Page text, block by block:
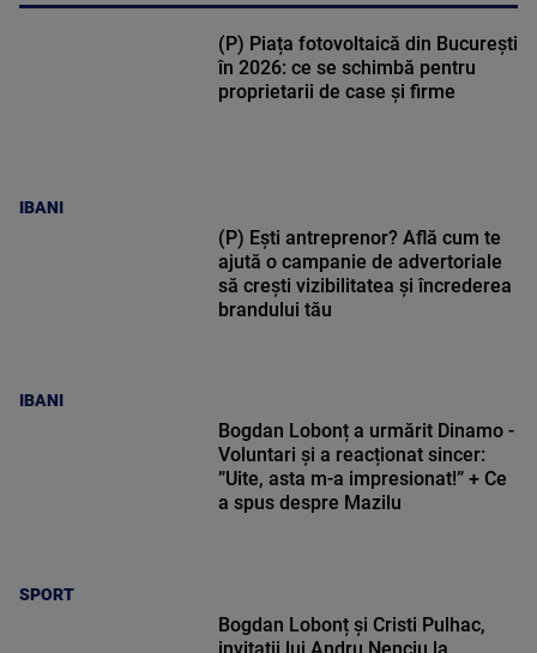
IBANI
(P) Piața fotovoltaică din București
în 2026: ce se schimbă pentru
proprietarii de case și firme
IBANI
(P) Ești antreprenor? Află cum te
ajută o campanie de advertoriale
să crești vizibilitatea și încrederea
brandului tău
SPORT
Bogdan Lobonț a urmărit Dinamo -
Voluntari și a reacționat sincer:
”Uite, asta m-a impresionat!” + Ce
a spus despre Mazilu
Bogdan Lobonț și Cristi Pulhac,